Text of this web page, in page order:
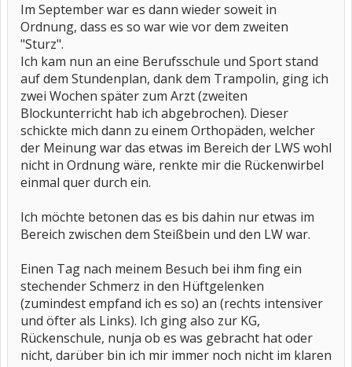
Im September war es dann wieder soweit in
Ordnung, dass es so war wie vor dem zweiten
"Sturz".
Ich kam nun an eine Berufsschule und Sport stand
auf dem Stundenplan, dank dem Trampolin, ging ich
zwei Wochen später zum Arzt (zweiten
Blockunterricht hab ich abgebrochen). Dieser
schickte mich dann zu einem Orthopäden, welcher
der Meinung war das etwas im Bereich der LWS wohl
nicht in Ordnung wäre, renkte mir die Rückenwirbel
einmal quer durch ein.
Ich möchte betonen das es bis dahin nur etwas im
Bereich zwischen dem Steißbein und den LW war.
Einen Tag nach meinem Besuch bei ihm fing ein
stechender Schmerz in den Hüftgelenken
(zumindest empfand ich es so) an (rechts intensiver
und öfter als Links). Ich ging also zur KG,
Rückenschule, nunja ob es was gebracht hat oder
nicht, darüber bin ich mir immer noch nicht im klaren